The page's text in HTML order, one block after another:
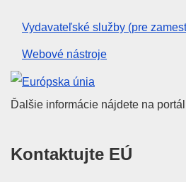
Vydavateľské služby (pre
Webové nástroje
Európska únia
Ďalšie informácie nájdete na
Kontaktujte EÚ